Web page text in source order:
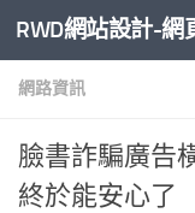
Skip to content
RWD網站設計-網
網路資訊
臉書詐騙廣告
終於能安心了